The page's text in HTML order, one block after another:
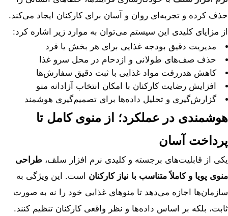
حذف کرده و تجربه‌ای روان و آسان برای کارکنان ایجاد می‌کند.
از مزایای کلیدی این سیستم می‌توان به موارد زیر اشاره کرد:
مدیریت دقیق بودجه غذایی برای هر بخش یا فرد
حذف صف‌های طولانی و ازدحام در محل سرو غذا
کاهش هدررفت مواد غذایی با ثبت دقیق سفارش‌ها
افزایش رضایت کارکنان با امکان انتخاب آزادانه منو
گزارش‌گیری و تحلیل داده‌ها برای تصمیم‌گیری هوشمند
هوشمندی در عملکرد؛ از منوی کامل تا
پرداخت آسان
یکی از قابلیت‌های برجسته و کلیدی نرم‌ افزار سلف، طراحی
منوی پویا و کاملاً متناسب با نیاز کارکنان است. این ویژگی به
سازمان‌ها اجازه می‌دهد تا منوهای غذایی خود را نه به صورت
ثابت، بلکه بر اساس داده‌ها و نظر واقعی کارکنان تنظیم کنند.